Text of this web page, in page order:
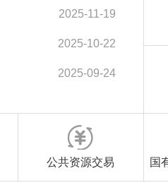
2025-11-19
2025-10-22
2025-09-24
公共资源交易 国